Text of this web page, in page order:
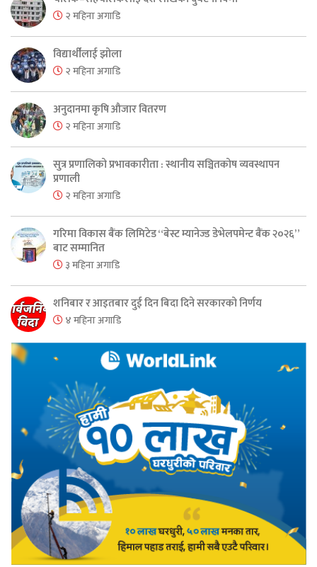
२ महिना अगाडि
विद्यार्थीलाई झोला
२ महिना अगाडि
अनुदानमा कृषि औजार वितरण
२ महिना अगाडि
सुत्र प्रणालिको प्रभावकारीता : स्थानीय सञ्चितकोष व्यवस्थापन
प्रणाली
२ महिना अगाडि
गरिमा विकास बैंक लिमिटेड “बेस्ट म्यानेज्ड डेभेलपमेन्ट बैंक २०२६”
बाट सम्मानित
३ महिना अगाडि
शनिबार र आइतबार दुई दिन बिदा दिने सरकारको निर्णय
४ महिना अगाडि